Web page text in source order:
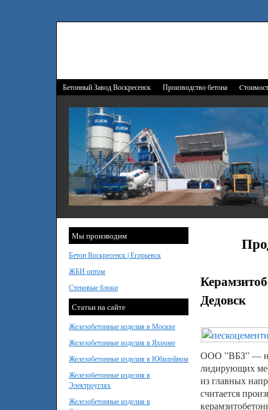
Бетонный Завод Воскресенск Производство бетона
Мы производим
Бетон Воскресенск | Егорьевск
ЖБИ оптом
Стеновые блоки
Статьи на сайте
Железобетонные изделия в Москве
Железобетонные изделия в Яхроме
Железобетонные изделия в Юбилейном
Железобетонные изделия в
Электроуглях
Железобетонные изделия в
Дедовск
ООО ”ВБЗ” —
лидирующих
из главных
считается